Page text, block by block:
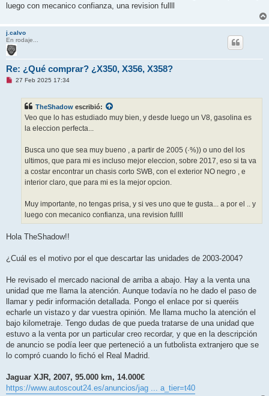
luego con mecanico confianza, una revision fullll
j.calvo
En rodaje...
Re: ¿Qué comprar? ¿X350, X356, X358?
M27 Feb 2025 17:34
TheShadow escribió:
Veo que lo has estudiado muy bien, y desde luego un V8, gasolina es
la eleccion perfecta...
Busca uno que sea muy bueno , a partir de 2005 (·%)) o uno del los
ultimos, que para mi es incluso mejor eleccion, sobre 2017, eso si ta va
a costar encontrar un chasis corto SWB, con el exterior NO negro , e
interior claro, que para mi es la mejor opcion.
Muy importante, no tengas prisa, y si ves uno que te gusta... a por el .. y
luego con mecanico confianza, una revision fullll
Hola TheShadow!!
¿Cuál es el motivo por el que descartar las unidades de 2003-2004?
He revisado el mercado nacional de arriba a abajo. Hay a la venta una
unidad que me llama la atención. Aunque todavía no he dado el paso de
llamar y pedir información detallada. Pongo el enlace por si queréis
echarle un vistazo y dar vuestra opinión. Me llama mucho la atención el
bajo kilometraje. Tengo dudas de que pueda tratarse de una unidad que
estuvo a la venta por un particular creo recordar, y que en la descripción
de anuncio se podía leer que perteneció a un futbolista extranjero que se
lo compró cuando lo fichó el Real Madrid.
Jaguar XJR, 2007, 95.000 km, 14.000€
https://www.autoscout24.es/anuncios/jag ... a_tier=t40